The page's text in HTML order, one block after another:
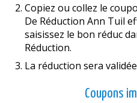
Copiez ou collez le
De Réduction Ann Tuil
saisissez le bon réduc
Réduction.
La réduction sera
Coupons